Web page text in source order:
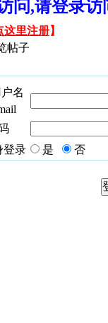
问,请登录
这里注册】
帖子
名
登录
是 否